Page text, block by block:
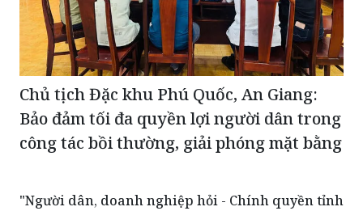
Chủ tịch Đặc khu Phú Quốc, An Giang:
Bảo đảm tối đa quyền lợi người dân trong
công tác bồi thường, giải phóng mặt bằng
"Người dân, doanh nghiệp hỏi - Chính quyền tỉnh